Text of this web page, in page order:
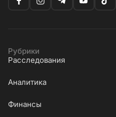
Рубрики
Расследования
Аналитика
Финансы